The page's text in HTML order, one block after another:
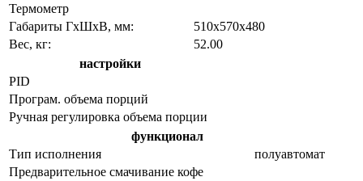
Термометр
Габариты ГхШхВ, мм:
510х570х480
Вес, кг:
52.00
настройки
PID
Програм. объема порций
Ручная регулировка объема порции
функционал
Тип исполнения
полуавтомат
Предварительное смачивание кофе